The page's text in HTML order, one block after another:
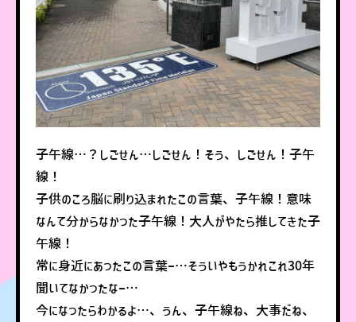
子午線…？しごせん…しごせん！そう、しごせん！子午
線！
子供のころ脳に刷り込まれたこの言葉、子午線！意味
なんて分からなかった子午線！大人がやたら推してきた子
午線！
常に身近にあったこの言葉ー…そういやもうかれこれ30年
聞いてなかったなー…
今になったらわかるよ…、うん、子午線ね、大事だね、